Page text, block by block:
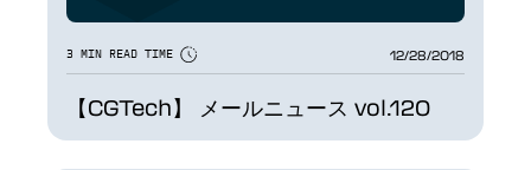
3 MIN READ TIME 12/28/2018
【CGTech】 メールニュース vol.120